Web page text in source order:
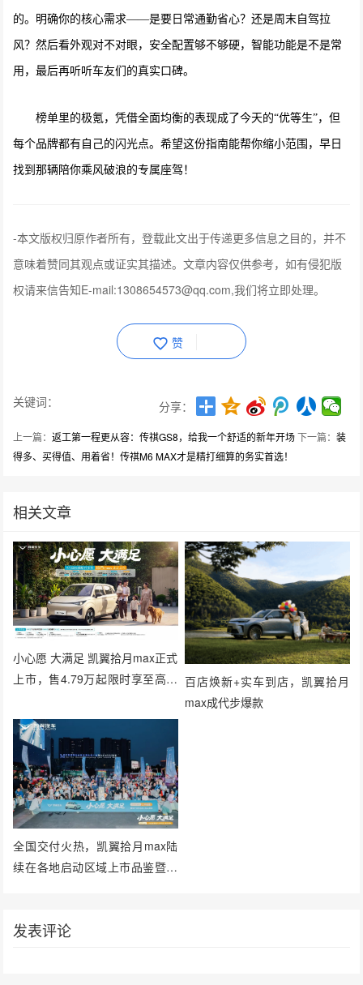
的。明确你的核心需求——是要日常通勤省心？还是周末自驾拉
风？然后看外观对不对眼，安全配置够不够硬，智能功能是不是常
用，最后再听听车友们的真实口碑。
榜单里的极氪，凭借全面均衡的表现成了今天的“优等生”，但
每个品牌都有自己的闪光点。希望这份指南能帮你缩小范围，早日
找到那辆陪你乘风破浪的专属座驾！
-本文版权归原作者所有，登载此文出于传递更多信息之目的，并不
意味着赞同其观点或证实其描述。文章内容仅供参考，如有侵犯版
权请来信告知E-mail:1308654573@qq.com,我们将立即处理。
赞
关键词： 分享：
上一篇：返工第一程更从容：传祺GS8，给我一个舒适的新年开场下一篇：装
得多、买得值、用着省！传祺M6 MAX才是精打细算的务实首选！
相关文章
小心愿 大满足 凯翼拾月max正式
上市，售4.79万起限时享至高万 百店焕新+实车到店，凯翼拾月
max成代步爆款
全国交付火热，凯翼拾月max陆
续在各地启动区域上市品鉴暨用
发表评论